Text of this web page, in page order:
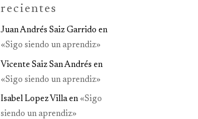
recientes
Juan Andrés Saiz Garrido en
«Sigo siendo un aprendiz»
Vicente Saiz San Andrés en
«Sigo siendo un aprendiz»
Isabel Lopez Villaen «Sigo
siendo un aprendiz»